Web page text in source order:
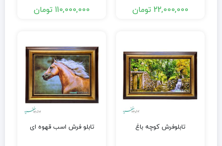
22,000,000 تومان 110,000,000 تومان
تابلوفرش کوچه باغ تابلو فرش اسب قهوه ای